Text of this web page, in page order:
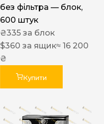
без фільтра — блок,
600 штук
₴335 за блок
$360 за ящик≈ 16 200
₴
Купити